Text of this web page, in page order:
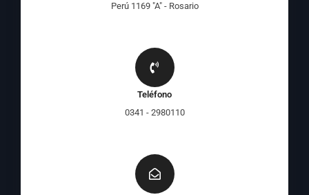
Perú 1169 "A" - Rosario
Teléfono
0341 - 2980110